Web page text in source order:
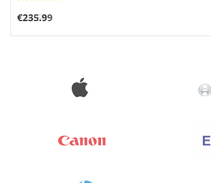
€235.99